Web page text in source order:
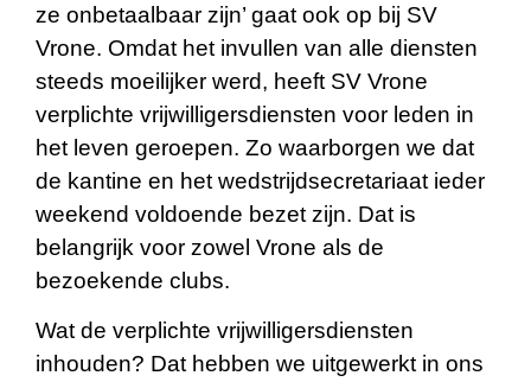
ze onbetaalbaar zijn’ gaat ook op bij SV
Vrone. Omdat het invullen van alle diensten
steeds moeilijker werd, heeft SV Vrone
verplichte vrijwilligersdiensten voor leden in
het leven geroepen. Zo waarborgen we dat
de kantine en het wedstrijdsecretariaat ieder
weekend voldoende bezet zijn. Dat is
belangrijk voor zowel Vrone als de
bezoekende clubs.
Wat de verplichte vrijwilligersdiensten
inhouden? Dat hebben we uitgewerkt in ons